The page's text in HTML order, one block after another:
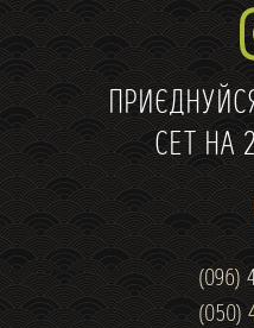
СЕТ НА
(096)
(050)